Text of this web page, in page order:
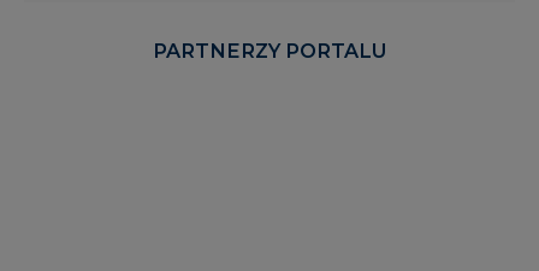
PARTNERZY PORTALU